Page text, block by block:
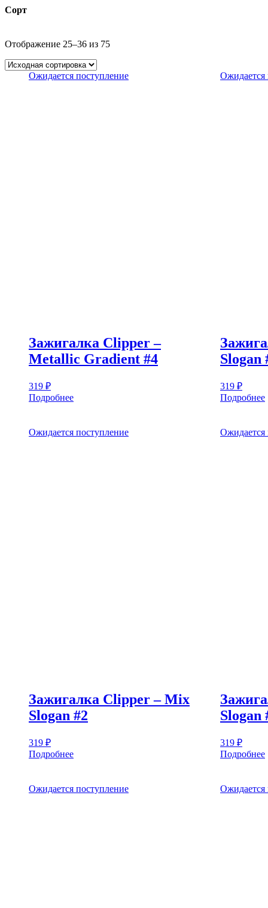
Сорт
Отображение 25–36 из 75
Ожидается поступление
Зажигалка Clipper –
Metallic Gradient #4
319 ₽
Подробнее
Ожидается
Slogan
319 ₽
Подробнее
Ожидается поступление
Зажигалка Clipper – Mix
Slogan #2
319 ₽
Подробнее
Ожидается
Slogan
319 ₽
Подробнее
Ожидается поступление Ожидается